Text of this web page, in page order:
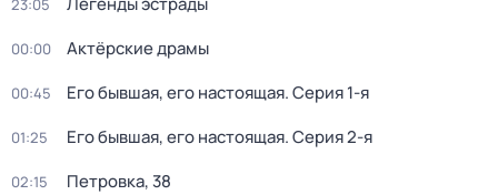
23:05
00:00 Актёрские драмы
00:45 Его бывшая, его настоящая. Серия 1-я
01:25 Его бывшая, его настоящая. Серия 2-я
02:15 Петровка, 38